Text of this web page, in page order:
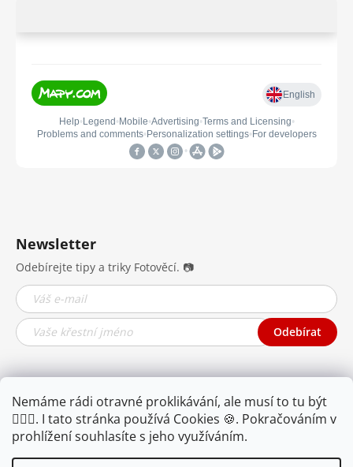
Nemáme rádi otravné proklikávání, ale musí to tu být
🤦🏾‍♂️. I tato stránka používá Cookies 🍪. Pokračováním v
prohlížení souhlasíte s jeho využíváním.
Newsletter
Odebírejte tipy a triky Fotověcí. 📷
Odebírat